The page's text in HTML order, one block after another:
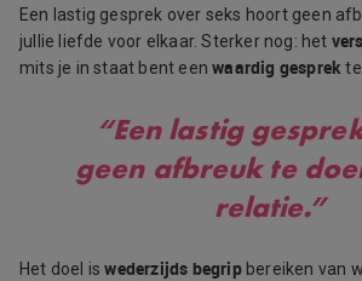
Een lastig gesprek over seks hoort geen
jullie liefde voor elkaar. Sterker nog: het
mits je in staat bent eenwaardig gesprekte
“Een lastig
geen afbreuk te
relatie.”
Het doel iswederzijds begripbereiken van